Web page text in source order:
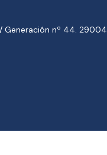
Generación nº 44. 29004